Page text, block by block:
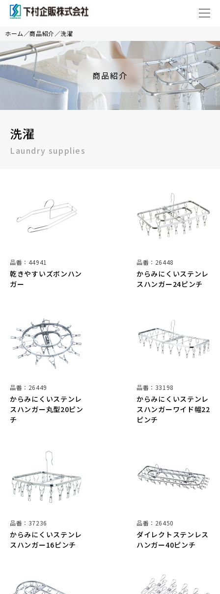
ホーム 商品紹介 洗濯
商品紹介
洗濯
Laundry supplies
乾きやすいズボンハン
ガー
品番：44941
からみにくいステンレ
スハンガー24ピンチ
品番：26448
からみにくいステンレ
スハンガー丸型20ピン
チ
品番：26449
からみにくいステンレ
スハンガーワイド幅22
ピンチ
品番：33198
からみにくいステンレ
スハンガー16ピンチ
品番：37236
ダイレクトステンレス
ハンガー40ピンチ
品番：26450